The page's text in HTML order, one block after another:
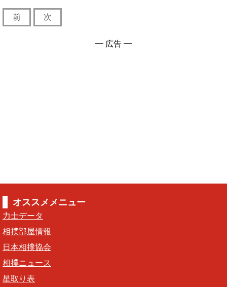
前 次
━ 広告 ━
オススメメニュー
力士データ
相撲部屋情報
日本相撲協会
相撲ニュース
星取り表